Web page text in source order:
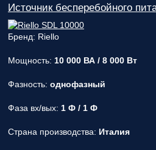
Источник бесперебойного
Бренд: Riello
Мощность: 10 000 ВА / 8 000 Вт
Фазность: однофазный
Фаза вх/вых: 1 Ф / 1 Ф
Страна производства: Италия